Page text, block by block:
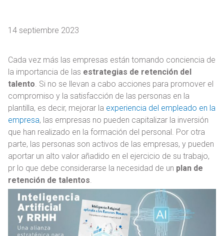
14 septiembre 2023
Cada vez más las empresas están tomando conciencia de
la importancia de las estrategias de retención del
talento. Si no se llevan a cabo acciones para promover el
compromiso y la satisfacción de las personas en la
plantilla, es decir, mejorar la experiencia del empleado en la
empresa, las empresas no pueden capitalizar la inversión
que han realizado en la formación del personal. Por otra
parte, las personas son activos de las empresas, y pueden
aportar un alto valor añadido en el ejercicio de su trabajo,
pr lo que debe considerarse la necesidad de un plan de
retención de talentos.